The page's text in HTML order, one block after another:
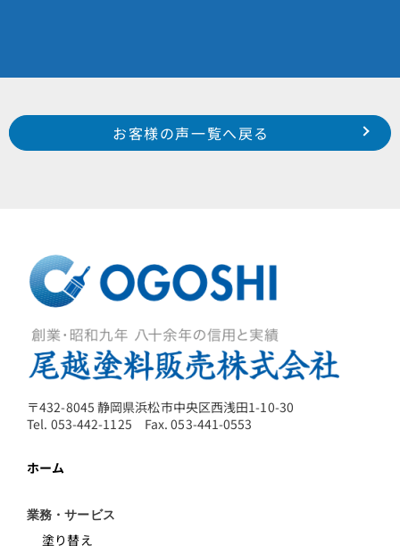
Prev
南区 三新町 佐内 様
浜松市 東区 宮竹町 T 様
お客様の声一覧へ戻る
〒432-8045 静岡県浜松市中央区西浅田1-10-30
Tel. 053-442-1125 Fax. 053-441-0553
ホーム
業務・サービス
塗り替え